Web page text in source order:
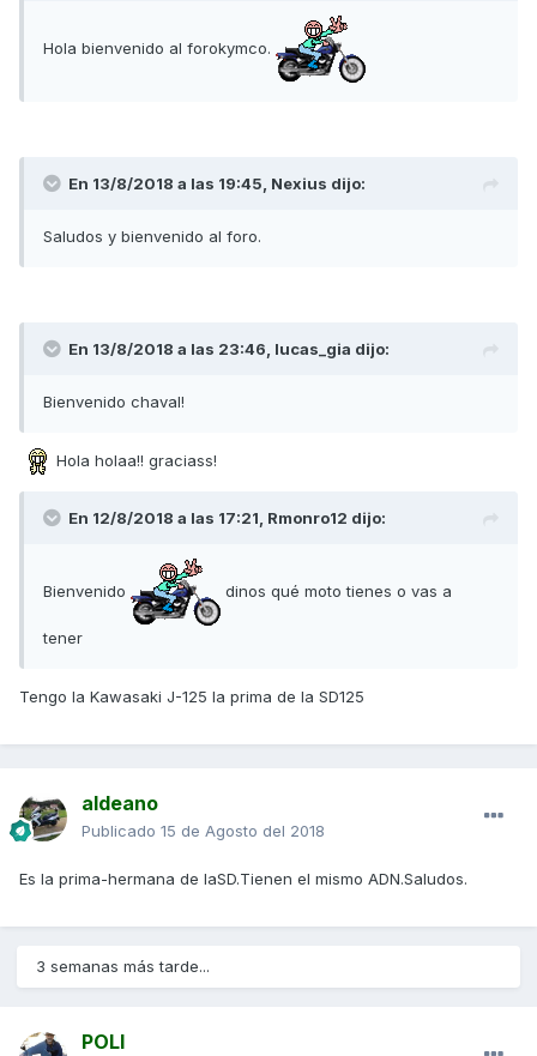
Hola bienvenido al forokymco.
En 13/8/2018 a las 19:45, Nexius dijo:
Saludos y bienvenido al foro.
En 13/8/2018 a las 23:46, lucas_gia dijo:
Bienvenido chaval!
Hola holaa!! graciass!
En 12/8/2018 a las 17:21, Rmonro12 dijo:
Bienvenido dinos qué moto tienes o vas a
tener
Tengo la Kawasaki J-125 la prima de la SD125
aldeano
Publicado 15 de Agosto del 2018
Es la prima-hermana de laSD.Tienen el mismo ADN.Saludos.
3 semanas más tarde...
POLI